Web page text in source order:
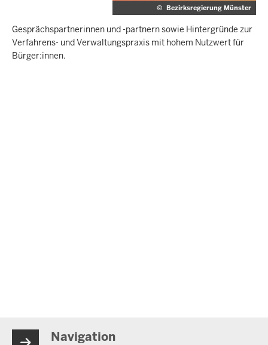
© Bezirksregierung Münster
Gesprächspartnerinnen und -partnern sowie Hintergründe zur
Verfahrens- und Verwaltungspraxis mit hohem Nutzwert für
Bürger:innen.
Navigation